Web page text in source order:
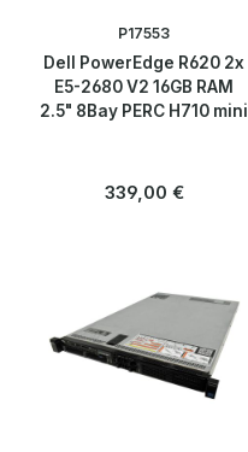
Blog
Über uns
Kontakt
P17553
Dell PowerEdge R620 2x
E5-2680 V2 16GB RAM
2.5" 8Bay PERC H710 mini
Regulärer Preis:
339,00 €